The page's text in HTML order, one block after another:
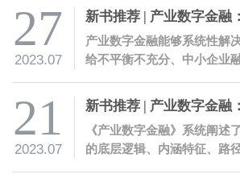
27
2023.07
产业数字金融能够系统性解
给不平衡不充分、中小企业
有中国特色的金融体系提供
21
2023.07
《产业数字金融》系统阐述
的底层逻辑、内涵特征、路